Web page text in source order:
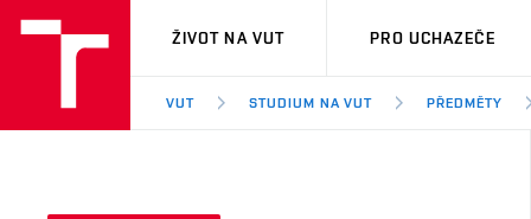
VUT
ŽIVOT NA VUT PRO UCHAZEČE
VUT STUDIUM NA VUT PŘEDMĚTY